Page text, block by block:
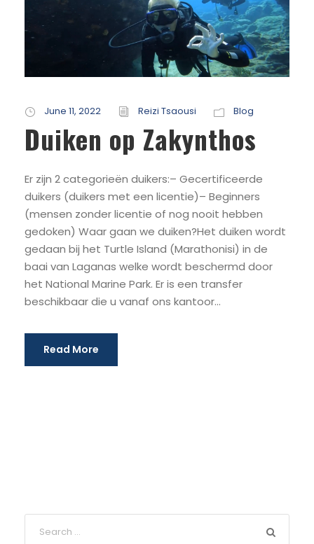
June 11, 2022 Reizi Tsaousi Blog
Duiken op Zakynthos
Er zijn 2 categorieën duikers:– Gecertificeerde
duikers (duikers met een licentie)– Beginners
(mensen zonder licentie of nog nooit hebben
gedoken) Waar gaan we duiken?Het duiken wordt
gedaan bij het Turtle Island (Marathonisi) in de
baai van Laganas welke wordt beschermd door
het National Marine Park. Er is een transfer
beschikbaar die u vanaf ons kantoor...
Read More